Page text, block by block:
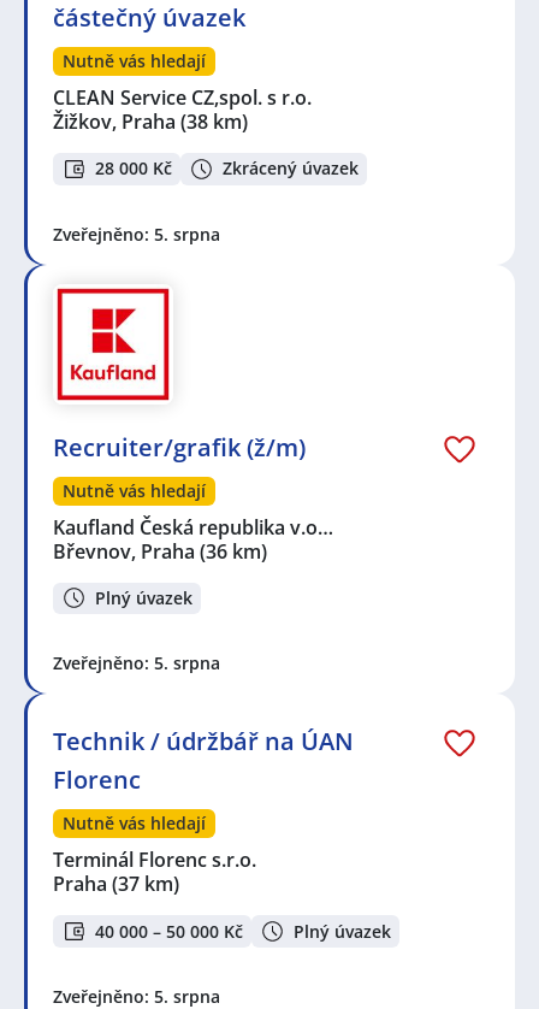
částečný úvazek
Nutně vás hledají
CLEAN Service CZ,spol. s r.o.
Žižkov, Praha (38 km)
28 000 Kč Zkrácený úvazek
Zveřejněno: 5. srpna
Recruiter/grafik (ž/m)
Nutně vás hledají
Kaufland Česká republika v.o…
Břevnov, Praha (36 km)
Plný úvazek
Zveřejněno: 5. srpna
Technik / údržbář na ÚAN
Florenc
Nutně vás hledají
Terminál Florenc s.r.o.
Praha (37 km)
40 000 – 50 000 Kč Plný úvazek
Zveřejněno: 5. srpna